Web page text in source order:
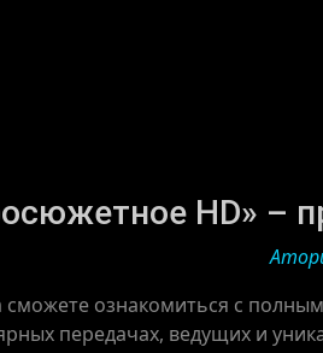
HD» –
сможете ознакомиться с
передачах, ведущих и